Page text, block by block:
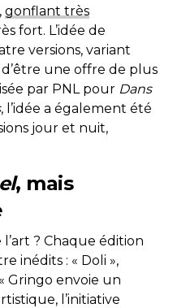
gonflant très
fort. L’idée de
versions, variant
une offre de plus
par PNL pour Dans
, l’idée a également été
jour et nuit,
, mais
? Chaque édition
inédits : « Doli »,
Gringo envoie un
l’initiative